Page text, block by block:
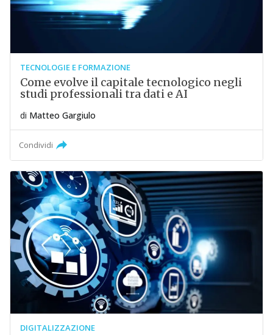
TECNOLOGIE E FORMAZIONE
Come evolve il capitale tecnologico negli
studi professionali tra dati e AI
di Matteo Gargiulo
Condividi
DIGITALIZZAZIONE